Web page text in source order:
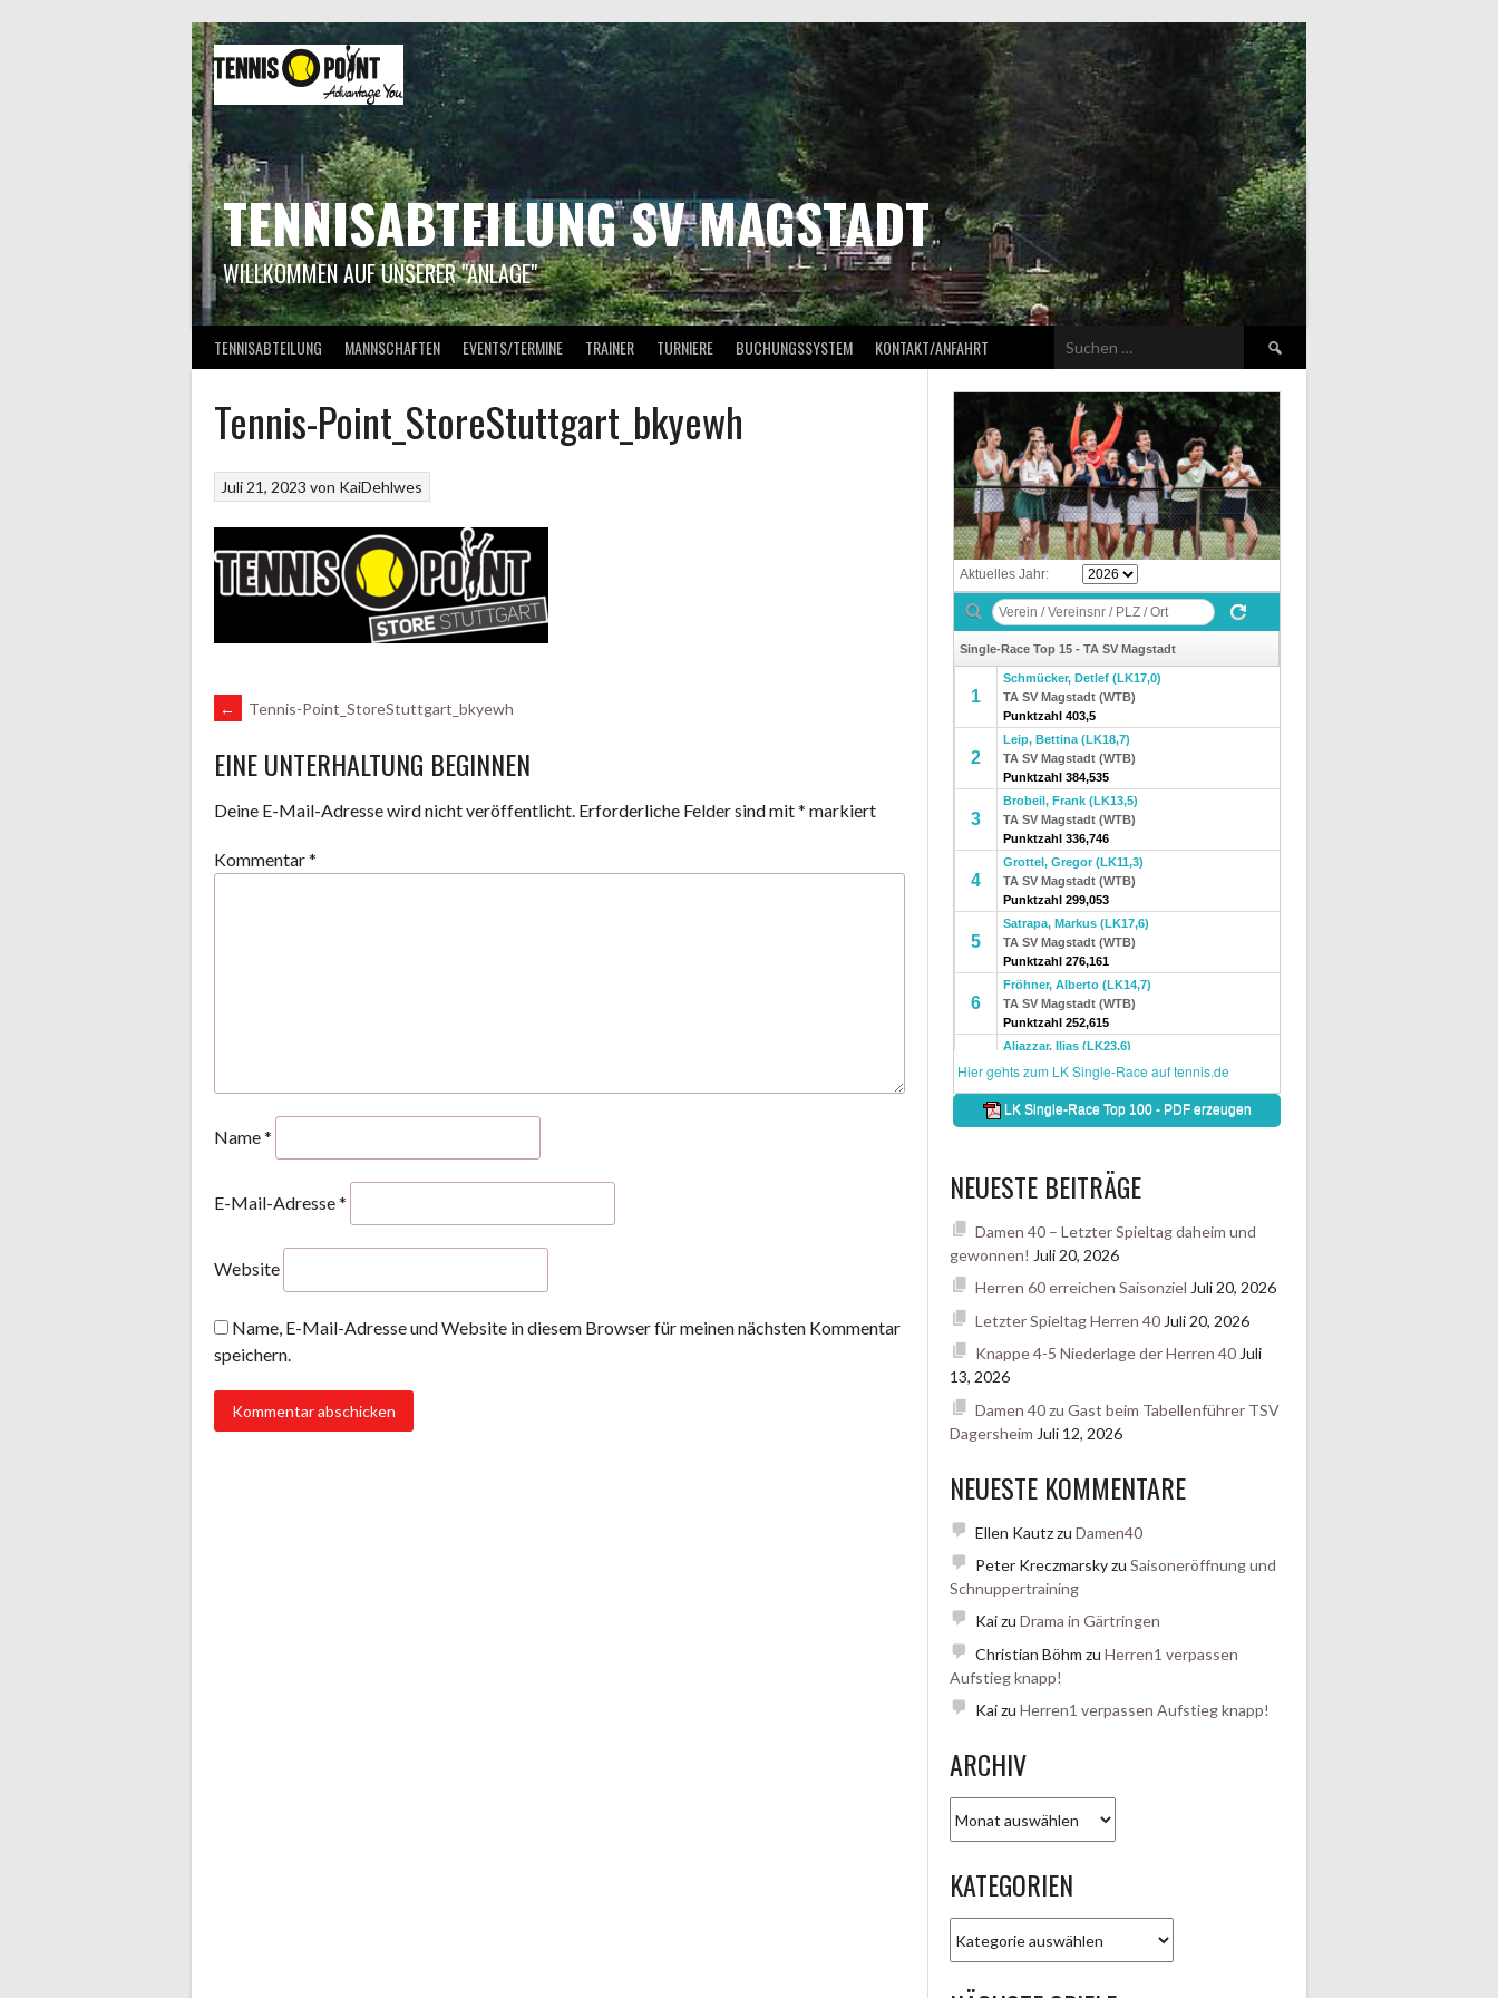
TENNISABTEILUNG SV MAGSTADT
WILLKOMMEN AUF UNSERER "ANLAGE"
TENNISABTEILUNG MANNSCHAFTEN EVENTS/TERMINE TRAINER TURNIERE BUCHUNGSSYSTEM KONTAKT/ANFAHRT
Suchen
nach:
Tennis-Point_StoreStuttgart_bkyewh
Juli 21, 2023 von KaiDehlwes
ARTIKEL-
NAVIGATION
← Tennis-Point_StoreStuttgart_bkyewh
EINE UNTERHALTUNG BEGINNEN
Deine E-Mail-Adresse wird nicht veröffentlicht. Erforderliche Felder sind mit* markiert
Kommentar*
Name*
E-Mail-Adresse*
Website
Name, E-Mail-Adresse und Website in diesem Browser für meinen nächsten Kommentar
speichern.
NEUESTE BEITRÄGE
Damen 40 – Letzter Spieltag daheim und
gewonnen! Juli 20, 2026
Herren 60 erreichen Saisonziel Juli 20, 2026
Letzter Spieltag Herren 40 Juli 20, 2026
Knappe 4-5 Niederlage der Herren 40 Juli
13, 2026
Damen 40 zu Gast beim Tabellenführer TSV
Dagersheim Juli 12, 2026
NEUESTE KOMMENTARE
Ellen Kautzzu Damen40
Peter Kreczmarskyzu Saisoneröffnung und
Schnuppertraining
Kaizu Drama in Gärtringen
Christian Böhm zu Herren1 verpassen
Aufstieg knapp!
Kaizu Herren1 verpassen Aufstieg knapp!
ARCHIV
KATEGORIEN